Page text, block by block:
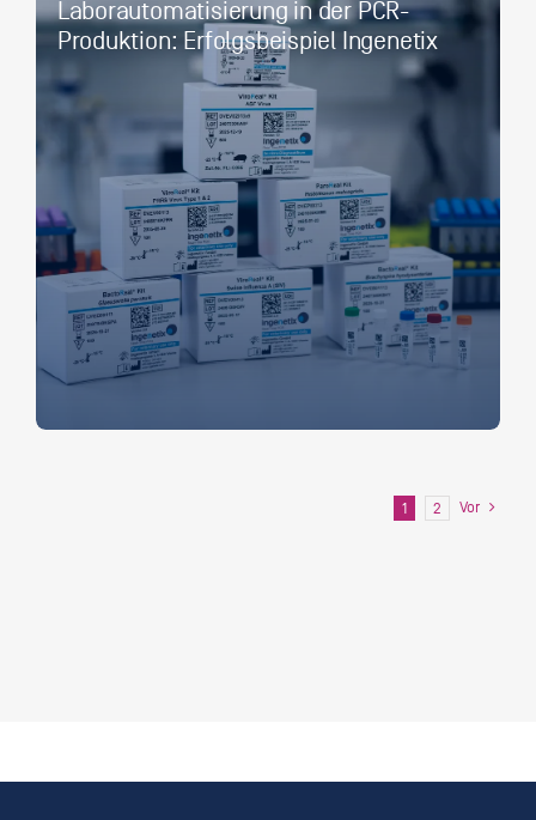
Laborautomatisierung in der PCR-
Produktion: Erfolgsbeispiel Ingenetix
1 2 Vor